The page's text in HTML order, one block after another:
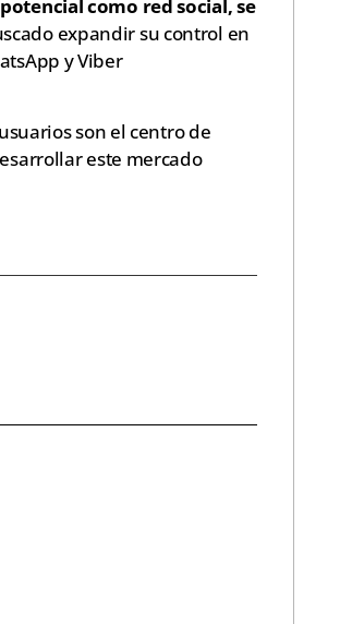
como red social, se
expandir su control en
y Viber
son el centro de
este mercado